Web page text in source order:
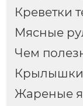
Креветки
Мясные
Чем
Крылышки
Жареные